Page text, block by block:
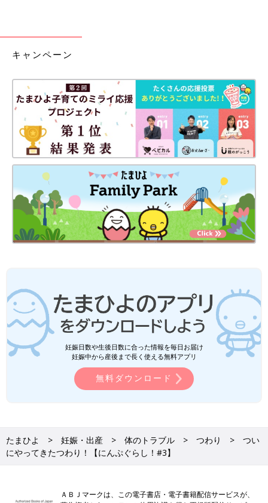
キャンペーン
妊娠日数や生後日数に合った情報を毎日お届け
妊娠中から産後まで長く使える無料アプリ
無料ダウンロード
たまひよ 妊娠・出産 体のトラブル つわり
つい
にやってきたつわり！【にんぷぐらし！#3】
ＡＢＪマークは、この電子書店・電子書籍配信サービスが、